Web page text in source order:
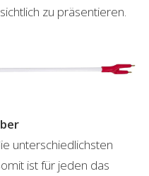
zu präsentieren.
unterschiedlichsten
ist für jeden das